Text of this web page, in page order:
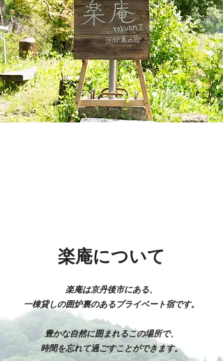
楽庵について
楽庵は京丹後市にある、
一棟貸しの囲炉裏のあるプライベート宿です。
豊かな自然に囲まれるこの場所で、
時間を忘れて過ごすことができます。